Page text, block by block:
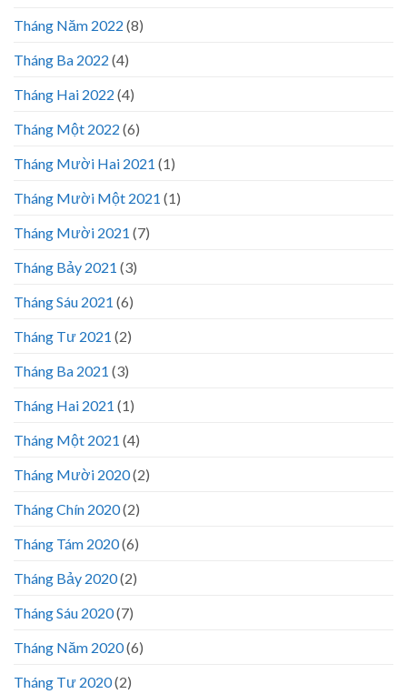
Tháng Năm 2022 (8)
Tháng Ba 2022 (4)
Tháng Hai 2022 (4)
Tháng Một 2022 (6)
Tháng Mười Hai 2021 (1)
Tháng Mười Một 2021 (1)
Tháng Mười 2021 (7)
Tháng Bảy 2021 (3)
Tháng Sáu 2021 (6)
Tháng Tư 2021 (2)
Tháng Ba 2021 (3)
Tháng Hai 2021 (1)
Tháng Một 2021 (4)
Tháng Mười 2020(2)
Tháng Chín 2020(2)
Tháng Tám 2020(6)
Tháng Bảy 2020(2)
Tháng Sáu 2020(7)
Tháng Năm 2020(6)
Tháng Tư 2020(2)